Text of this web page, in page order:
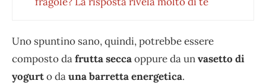
Uno spuntino sano, quindi, potrebbe essere
composto dafrutta seccaoppure da unvasetto di
yogurto dauna barretta energetica.